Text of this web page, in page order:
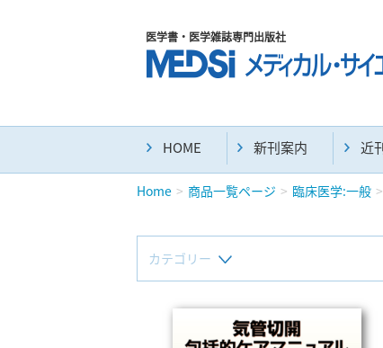
医学書・医学雑誌専門出版社
HOME 新刊案内 近
Home 商品一覧ページ 臨床医学:一般
カテゴリー
新刊(直近6ヶ月)(24)